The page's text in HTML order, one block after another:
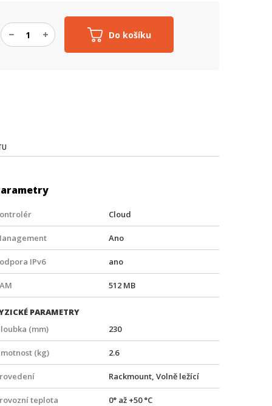
Do košíku
Cloud
Ano
IPv6 ano
512 MB
PARAMETRY
(mm)
230
(kg) 2.6
Rackmount, Volně ležící
teplota 0° až +50 °C